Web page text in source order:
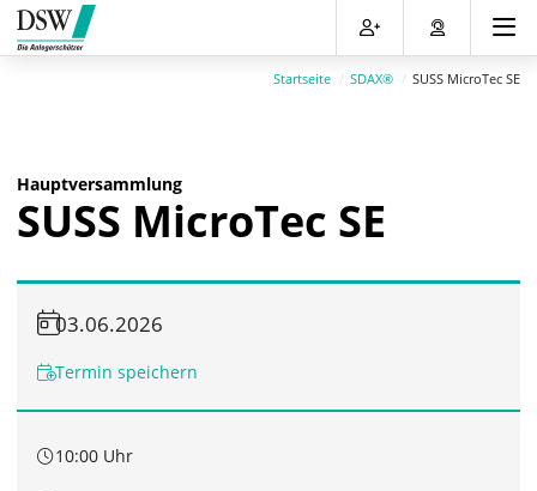
Direkt
zum
Inhalt
Direkt
zum
Hauptmenu
Direkt
zur
Suche
Direkt
zum
Footer
Startseite SDAX® SUSS MicroTec SE
Hauptversammlung
SUSS MicroTec SE
03.06.2026
Termin speichern
10:00 Uhr